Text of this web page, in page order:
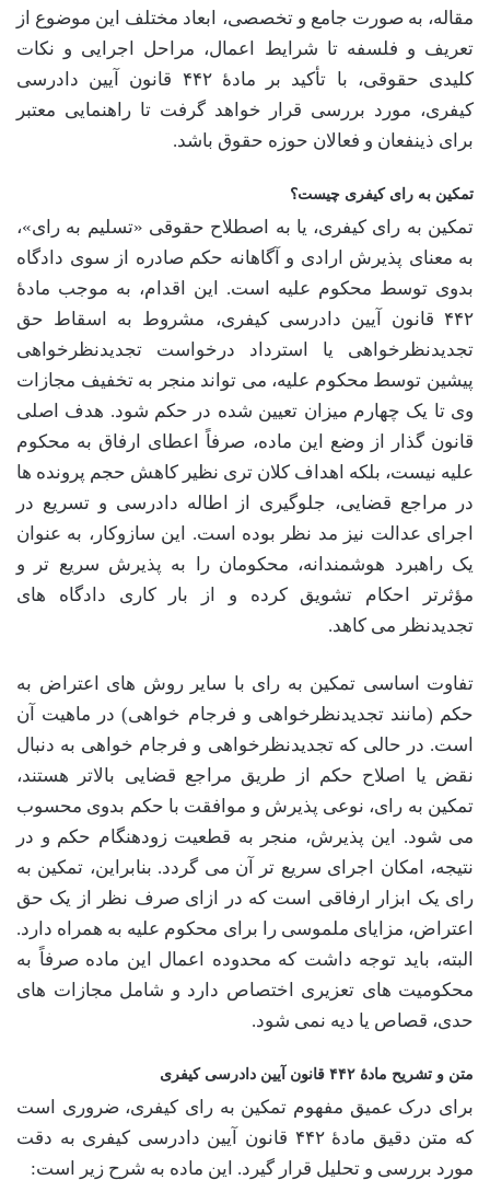
مقاله، به صورت جامع و تخصصی، ابعاد مختلف این موضوع از
تعریف و فلسفه تا شرایط اعمال، مراحل اجرایی و نکات
کلیدی حقوقی، با تأکید بر مادۀ ۴۴۲ قانون آیین دادرسی
کیفری، مورد بررسی قرار خواهد گرفت تا راهنمایی معتبر
برای ذینفعان و فعالان حوزه حقوق باشد.
تمکین به رای کیفری چیست؟
تمکین به رای کیفری، یا به اصطلاح حقوقی «تسلیم به رای»،
به معنای پذیرش ارادی و آگاهانه حکم صادره از سوی دادگاه
بدوی توسط محکوم علیه است. این اقدام، به موجب مادۀ
۴۴۲ قانون آیین دادرسی کیفری، مشروط به اسقاط حق
تجدیدنظرخواهی یا استرداد درخواست تجدیدنظرخواهی
پیشین توسط محکوم علیه، می تواند منجر به تخفیف مجازات
وی تا یک چهارم میزان تعیین شده در حکم شود. هدف اصلی
قانون گذار از وضع این ماده، صرفاً اعطای ارفاق به محکوم
علیه نیست، بلکه اهداف کلان تری نظیر کاهش حجم پرونده ها
در مراجع قضایی، جلوگیری از اطاله دادرسی و تسریع در
اجرای عدالت نیز مد نظر بوده است. این سازوکار، به عنوان
یک راهبرد هوشمندانه، محکومان را به پذیرش سریع تر و
مؤثرتر احکام تشویق کرده و از بار کاری دادگاه های
تجدیدنظر می کاهد.
تفاوت اساسی تمکین به رای با سایر روش های اعتراض به
حکم (مانند تجدیدنظرخواهی و فرجام خواهی) در ماهیت آن
است. در حالی که تجدیدنظرخواهی و فرجام خواهی به دنبال
نقض یا اصلاح حکم از طریق مراجع قضایی بالاتر هستند،
تمکین به رای، نوعی پذیرش و موافقت با حکم بدوی محسوب
می شود. این پذیرش، منجر به قطعیت زودهنگام حکم و در
نتیجه، امکان اجرای سریع تر آن می گردد. بنابراین، تمکین به
رای یک ابزار ارفاقی است که در ازای صرف نظر از یک حق
اعتراض، مزایای ملموسی را برای محکوم علیه به همراه دارد.
البته، باید توجه داشت که محدوده اعمال این ماده صرفاً به
محکومیت های تعزیری اختصاص دارد و شامل مجازات های
حدی، قصاص یا دیه نمی شود.
متن و تشریح مادۀ ۴۴۲ قانون آیین دادرسی کیفری
برای درک عمیق مفهوم تمکین به رای کیفری، ضروری است
که متن دقیق مادۀ ۴۴۲ قانون آیین دادرسی کیفری به دقت
مورد بررسی و تحلیل قرار گیرد. این ماده به شرح زیر است: